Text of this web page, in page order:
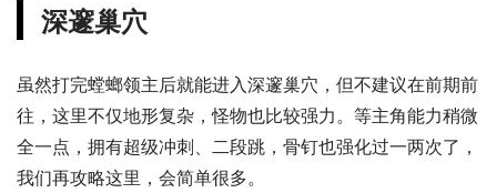
深邃巢穴
虽然打完螳螂领主后就能进入深邃巢穴，但不建议在前期前
往，这里不仅地形复杂，怪物也比较强力。等主角能力稍微
全一点，拥有超级冲刺、二段跳，骨钉也强化过一两次了，
我们再攻略这里，会简单很多。